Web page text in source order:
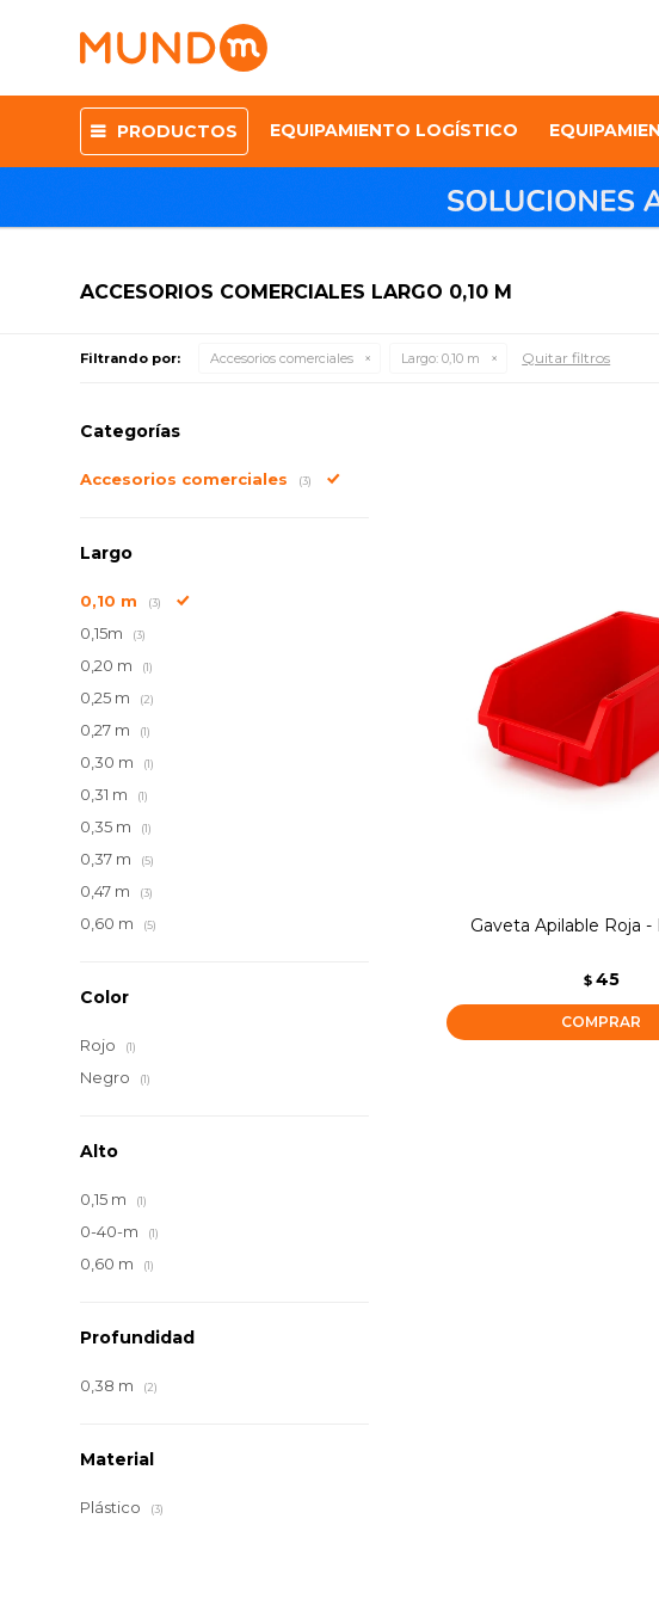
PRODUCTOS EQUIPAMIENTO LOGÍSTICO
ACCESORIOS COMERCIALES LARGO 0,10 M
Filtrando por: Accesorios comerciales Largo: 0,10 m Quitar filtros
Gaveta Apilable Roja -
$ 45
Categorías
Accesorios comerciales (3)
Largo
0,10 m (3)
0,15m (3)
0,20 m (1)
0,25 m (2)
0,27 m (1)
0,30 m (1)
0,31 m (1)
0,35 m (1)
0,37 m (5)
0,47 m (3)
0,60 m (5)
Color
Rojo (1)
Negro (1)
Alto
0,15 m (1)
0-40-m (1)
0,60 m (1)
Profundidad
0,38 m (2)
Material
Plástico (3)